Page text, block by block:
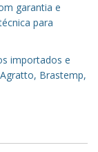
garantia e
para
importados e
Brastemp,